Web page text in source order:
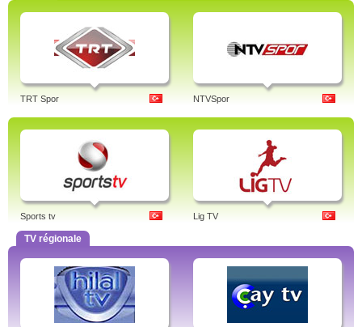
TRT Spor NTVSpor
Sports tv Lig TV
TV régionale